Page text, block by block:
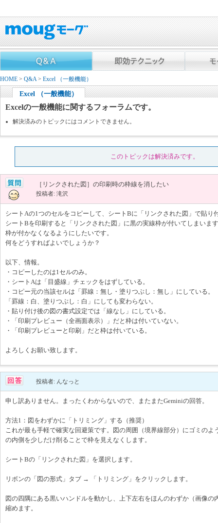
HOME > Q&A> Excel （一般機能）
Excel （一般機能）
Excelの一般機能に関するフォーラムです。
解決済みのトピックにはコメントできません。
このトピックは解決済みです。
［リンクされた図］の印刷時の枠線を消したい
投稿者: 滝沢
シートAの1つのセルをコピーして、シートBに「リンクされた図」で貼り
シートBを印刷すると「リンクされた図」に黒の実線枠が付いてしまいま
枠が付かなくなるようにしたいです。
何をどうすればよいでしょうか？
以下、情報。
・コピーしたのは1セルのみ。
・シートAは「目盛線」チェックをはずしている。
・コピー元の当該セルは「罫線：無し・塗りつぶし：無し」にしている。
「罫線：白、塗りつぶし：白」にしても変わらない。
・貼り付け後の図の書式設定では「線なし」にしている。
・「印刷プレビュー（全画面表示）」だと枠は付いていない。
・「印刷プレビューと印刷」だと枠は付いている。
よろしくお願い致します。
投稿者: んなっと
申し訳ありません。まったくわからないので、またまたGeminiの回答。
方法1：図をわずかに「トリミング」する（推奨）
これが最も手軽で確実な回避策です。図の周囲（境界線部分）にゴミのよ
の内側を少しだけ削ることで枠を見えなくします。
シートBの「リンクされた図」を選択します。
リボンの「図の形式」タブ → 「トリミング」をクリックします。
図の四隅にある黒いハンドルを動かし、上下左右をほんのわずか（画像の
縮めます。